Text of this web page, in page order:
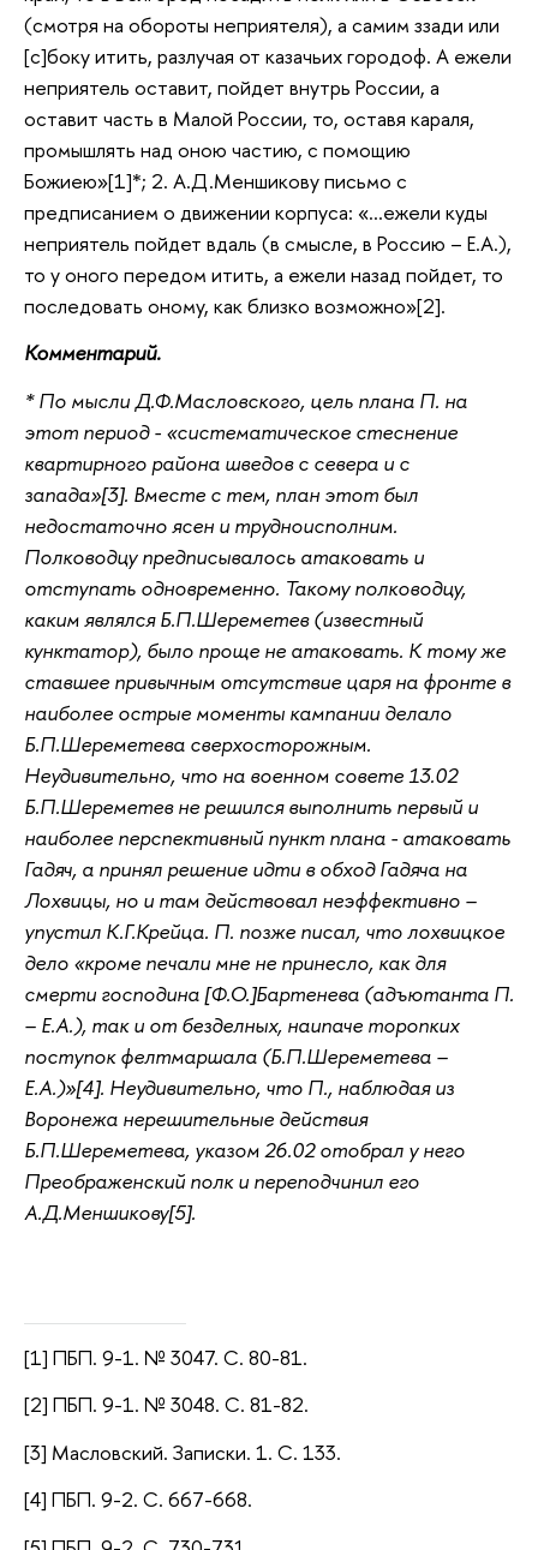
(смотря на обороты неприятеля), а самим ззади или
[с]боку итить, разлучая от казачьих городоф. А ежели
неприятель оставит, пойдет внутрь России, а
оставит часть в Малой России, то, оставя караля,
промышлять над оною частию, с помощию
Божиею»[1]*; 2. А.Д.Меншикову письмо с
предписанием о движении корпуса: «…ежели куды
неприятель пойдет вдаль (в смысле, в Россию – Е.А.),
то у оного передом итить, а ежели назад пойдет, то
последовать оному, как близко возможно»[2].
Комментарий.
* По мысли Д.Ф.Масловского, цель плана П. на
этот период - «систематическое стеснение
квартирного района шведов с севера и с
запада»[3]. Вместе с тем, план этот был
недостаточно ясен и трудноисполним.
Полководцу предписывалось атаковать и
отступать одновременно. Такому полководцу,
каким являлся Б.П.Шереметев (известный
кунктатор), было проще не атаковать. К тому же
ставшее привычным отсутствие царя на фронте в
наиболее острые моменты кампании делало
Б.П.Шереметева сверхосторожным.
Неудивительно, что на военном совете 13.02
Б.П.Шереметев не решился выполнить первый и
наиболее перспективный пункт плана - атаковать
Гадяч, а принял решение идти в обход Гадяча на
Лохвицы, но и там действовал неэффективно –
упустил К.Г.Крейца. П. позже писал, что лохвицкое
дело «кроме печали мне не принесло, как для
смерти господина [Ф.О.]Бартенева (адъютанта П.
– Е.А.), так и от безделных, наипаче торопких
поступок фелтмаршала (Б.П.Шереметева –
Е.А.)»[4]. Неудивительно, что П., наблюдая из
Воронежа нерешительные действия
Б.П.Шереметева, указом 26.02 отобрал у него
Преображенский полк и переподчинил его
А.Д.Меншикову[5].
[1] ПБП. 9-1. № 3047. С. 80-81.
[2] ПБП. 9-1. № 3048. С. 81-82.
[3] Масловский. Записки. 1. С. 133.
[4] ПБП. 9-2. С. 667-668.